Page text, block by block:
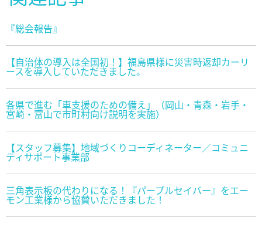
『総会報告』
【自治体の導入は全国初！】福島県様に災害時返却カーリ
ースを導入していただきました。
各県で進む「車支援のための備え」（岡山・青森・岩手・
宮崎・富山で市町村向け説明を実施）
【スタッフ募集】地域づくりコーディネーター／コミュニ
ティサポート事業部
三角表示板の代わりになる！『パープルセイバー』をエー
モン工業様から協賛いただきました！